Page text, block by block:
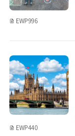
EWP996
EWP440